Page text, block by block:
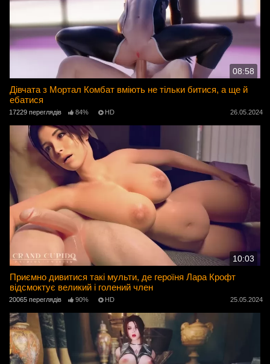
08:58
Дівчата з Мортал Комбат вміють не тільки битися, а ще й
ебатися
17229 переглядів 84% HD 26.05.2024
10:03
Приємно дивитися такі мульти, де героїня Лара Крофт
відсмоктує великий і голений член
20065 переглядів 90% HD 25.05.2024